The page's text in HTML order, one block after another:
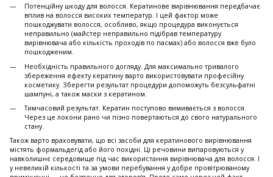
Потенційну шкоду для волосся. Кератинове вирівнювання передбачає
вплив на волосся високих температур. І цей фактор може
пошкоджувати волосся, особливо, якщо процедура виконується
неправильно (майстер неправильно підібрав температуру
вирівнювача або кількість проходів по пасмах) або волосся вже було
пошкодженим.
Необхідність правильного догляду. Для максимально тривалого
збереження ефекту кератину варто використовувати професійну
косметику. Зберегти результат процедури допоможуть безсульфатні
шампуні, а також маски з кератином.
Тимчасовий результат. Кератин поступово вимивається з волосся.
Через це локони рано чи пізно повертаються до свого натурального
стану.
Також варто враховувати, що всі засоби для кератинового вирівнювання
містять формальдегід або його похідні. Ці речовини випаровуються у
навколишнє середовище під час використання вирівнювача для волосся. І
у невеликій кількості та за умови перебування у добре провітрюваному